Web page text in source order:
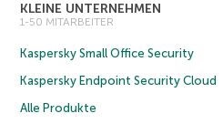
KLEINE UNTERNEHMEN
1-50 MITARBEITER
Kaspersky Small Office Security
Kaspersky Endpoint Security Cloud
Alle Produkte